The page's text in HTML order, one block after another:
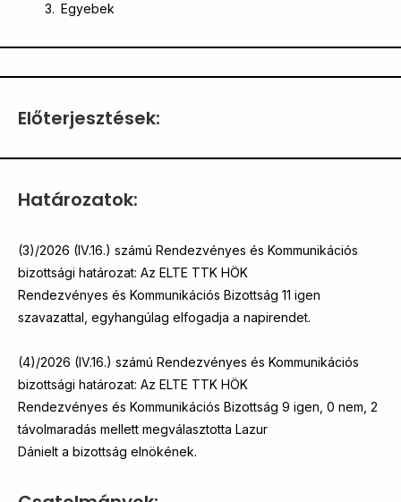
Egyebek
Előterjesztések:
Határozatok:
(3)/2026 (IV.16.) számú Rendezvényes és Kommunikációs
bizottsági határozat: Az ELTE TTK HÖK
Rendezvényes és Kommunikációs Bizottság 11 igen
szavazattal, egyhangúlag elfogadja a napirendet.
(4)/2026 (IV.16.) számú Rendezvényes és Kommunikációs
bizottsági határozat: Az ELTE TTK HÖK
Rendezvényes és Kommunikációs Bizottság 9 igen, 0 nem, 2
távolmaradás mellett megválasztotta Lazur
Dánielt a bizottság elnökének.